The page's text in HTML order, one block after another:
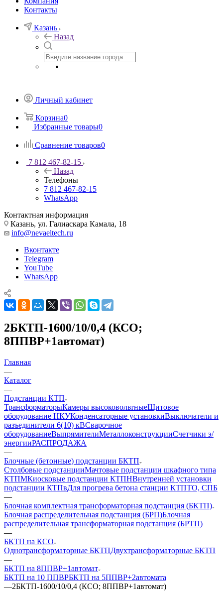
Контакты
Казань
Назад
Личный кабинет
Корзина0
Избранные товары0
Сравнение товаров0
7 812 467-82-15
Назад
Телефоны
7 812 467-82-15
WhatsApp
Контактная информация
Казань, ул. Галиаскара Камала, 18
info@nevaeltech.ru
Вконтакте
Telegram
YouTube
WhatsApp
2БКТП-1600/10/0,4 (КСО;
8ППВР+1автомат)
Главная
—
Каталог
—
Подстанции КТП
ТрансформаторыКамеры высоковольтныеЩитовое
оборудование НКУКонденсаторные установкиВыключатели и
разъединители 6(10) кВСварочное
оборудованиеВыпрямителиМеталлоконструкцииСчетчики э/
энергииРАСПРОДАЖА
—
Блочные (бетонные) подстанции БКТП
Столбовые подстанцииМачтовые подстанции шкафного типа
КТПМКиосковые подстанции КТПНВнутренней установки
подстанции КТПвДля прогрева бетона станции КТПТО, СПБ
—
Блочная комплектная трансформаторная подстанция (БКТП)
Блочная распределительная подстанция (БРП)Блочная
распределительная трансформаторная подстанция (БРТП)
—
БКТП на КСО
Однотрансформаторные БКТПДвухтрансформаторные БКТП
—
БКТП на 8ППВР+1автомат
БКТП на 10 ППВРБКТП на 5ППВР+2автомата
—2БКТП-1600/10/0,4 (КСО; 8ППВР+1автомат)